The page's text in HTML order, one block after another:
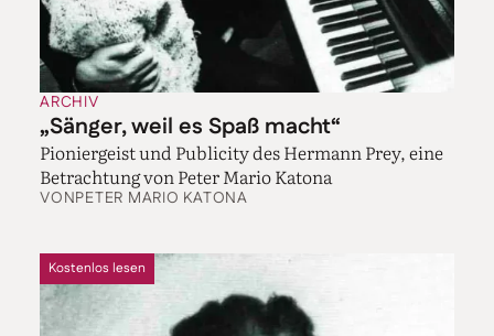
ARCHIV
„Sänger, weil es Spaß macht“
Pioniergeist und Publicity des Hermann Prey, eine
Betrachtung von Peter Mario Katona
VONPETER MARIO KATONA
Kostenlos lesen